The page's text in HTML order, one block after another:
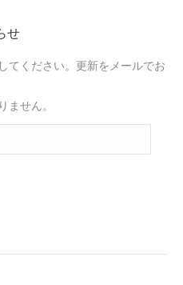
せ
てください。更新をメールでお
ません。